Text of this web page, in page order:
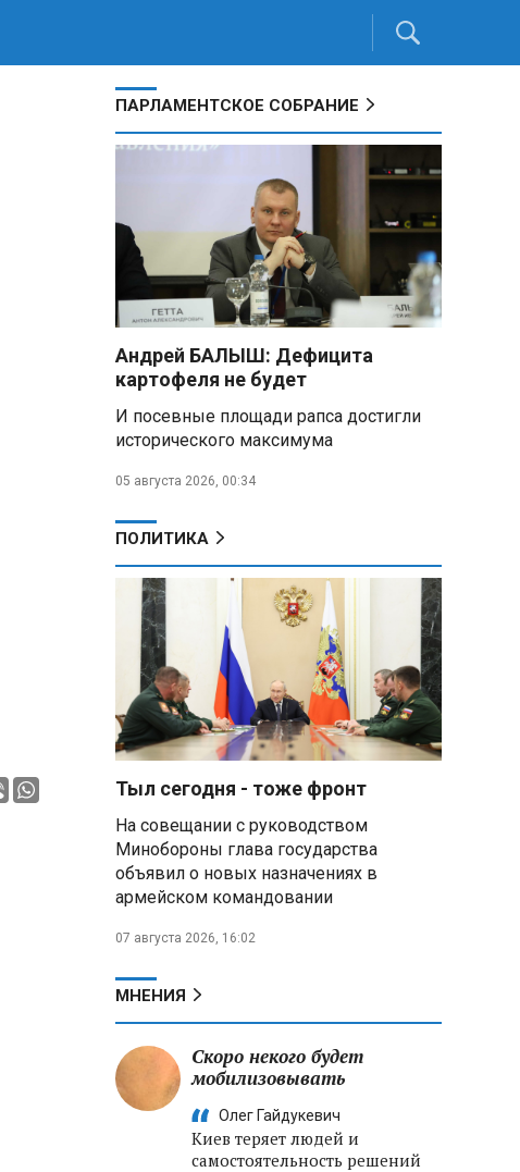
ПАРЛАМЕНТСКОЕ СОБРАНИЕ
Андрей БАЛЫШ: Дефицита
картофеля не будет
И посевные площади рапса достигли
исторического максимума
05 августа 2026, 00:34
ПОЛИТИКА
Тыл сегодня - тоже фронт
На совещании с руководством
Минобороны глава государства
объявил о новых назначениях в
армейском командовании
07 августа 2026, 16:02
МНЕНИЯ
Скоро некого будет
мобилизовывать
Олег Гайдукевич
Киев теряет людей и
самостоятельность решений